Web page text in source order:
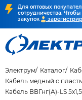
Для оптовых
сотрудничества.
закупок
Электрум Каталог
Кабель медный с
Кабель ВВГнг(А)-LS